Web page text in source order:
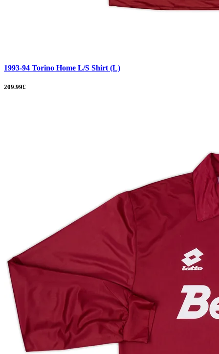
1993-94 Torino Home L/S Shirt (L)
209.99£